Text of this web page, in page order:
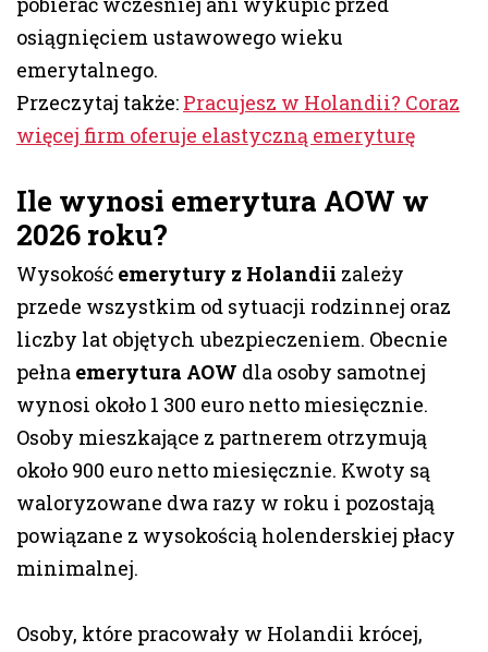
osiągnięciem ustawowego wieku
emerytalnego.
Przeczytaj także: Pracujesz w Holandii? Coraz
więcej firm oferuje elastyczną emeryturę
Ile wynosi emerytura AOW w
2026 roku?
Wysokość emerytury z Holandii zależy
przede wszystkim od sytuacji rodzinnej oraz
liczby lat objętych ubezpieczeniem. Obecnie
pełna emerytura AOW dla osoby samotnej
wynosi około 1 300 euro netto miesięcznie.
Osoby mieszkające z partnerem otrzymują
około 900 euro netto miesięcznie. Kwoty są
waloryzowane dwa razy w roku i pozostają
powiązane z wysokością holenderskiej płacy
minimalnej.
Osoby, które pracowały w Holandii krócej,